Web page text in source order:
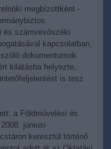
megbízottként -
és számvevőszéki
kapcsolatban,
dokumentumok
kilátásba helyezte,
is tesz
a Földművelési és
júniusi
keresztül történő